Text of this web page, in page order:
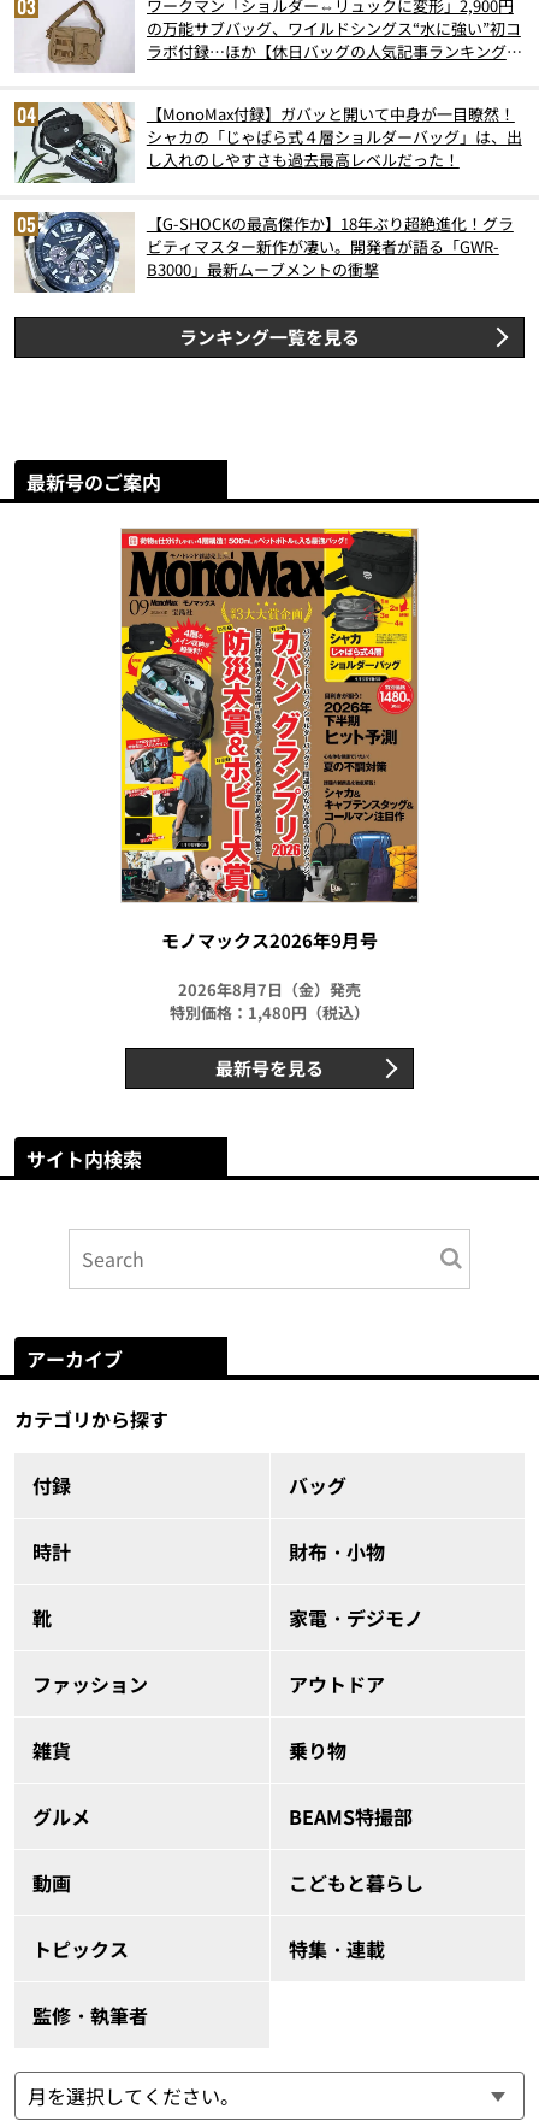
ワークマン「ショルダー⇔リュックに変形」2,900円
の万能サブバッグ、ワイルドシングス“水に強い”初コ
ラボ付録…ほか【休日バッグの人気記事ランキングベ
【MonoMax付録】ガバッと開いて中身が一目瞭然！
シャカの「じゃばら式４層ショルダーバッグ」は、出
し入れのしやすさも過去最高レベルだった！
【G-SHOCKの最高傑作か】18年ぶり超絶進化！グラ
ビティマスター新作が凄い。開発者が語る「GWR-
B3000」最新ムーブメントの衝撃
ランキング一覧を見る
最新号のご案内
モノマックス2026年9月号
2026年8月7日（金）発売
特別価格：1,480円（税込）
最新号を見る
サイト内検索
アーカイブ
カテゴリから探す
付録 バッグ
時計 財布・小物
靴 家電・デジモノ
ファッション アウトドア
雑貨 乗り物
グルメ BEAMS特撮部
動画 こどもと暮らし
トピックス 特集・連載
監修・執筆者